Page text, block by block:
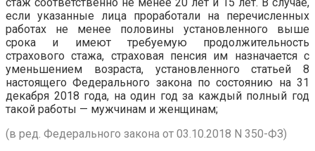
стаж соответственно не менее 20 лет и 15 лет. В случае,
если указанные лица проработали на перечисленных
работах не менее половины установленного выше
срока и имеют требуемую продолжительность
страхового стажа, страховая пенсия им назначается с
уменьшением возраста, установленного статьей 8
настоящего Федерального закона по состоянию на 31
декабря 2018 года, на один год за каждый полный год
такой работы — мужчинам и женщинам;
(в ред. Федерального закона от 03.10.2018 N 350-ФЗ)